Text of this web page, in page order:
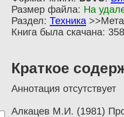
Размер файла: На
Раздел: Техника
Книга была скачана:
Краткое
Аннотация отсутствует
Алкацев М.И. (1981)